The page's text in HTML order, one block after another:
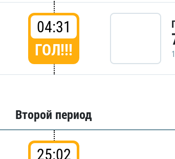
04:31
ГОЛ!!!
Второй период
25:02